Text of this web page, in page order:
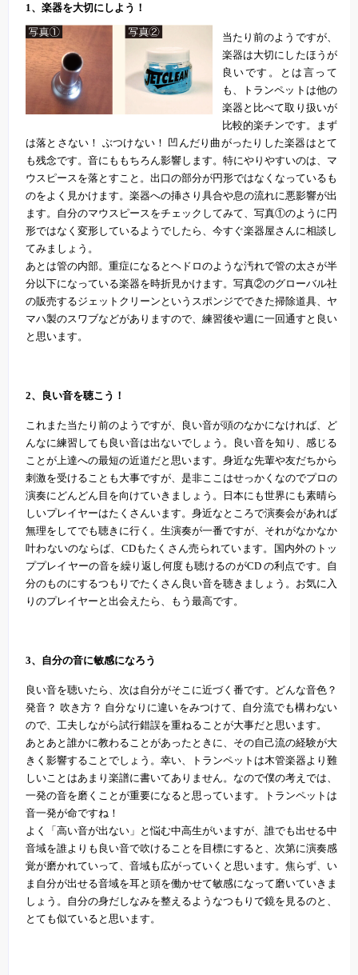
1、楽器を大切にしよう！
当たり前のようですが、
楽器は大切にしたほうが
良いです。とは言って
も、トランペットは他の
楽器と比べて取り扱いが
比較的楽チンです。まず
は落とさない！ ぶつけない！ 凹んだり曲がったりした楽器はとて
も残念です。音にももちろん影響します。特にやりやすいのは、マ
ウスピースを落とすこと。出口の部分が円形ではなくなっているも
のをよく見かけます。楽器への挿さり具合や息の流れに悪影響が出
ます。自分のマウスピースをチェックしてみて、写真①のように円
形ではなく変形しているようでしたら、今すぐ楽器屋さんに相談し
てみましょう。
あとは管の内部。重症になるとヘドロのような汚れで管の太さが半
分以下になっている楽器を時折見かけます。写真②のグローバル社
の販売するジェットクリーンというスポンジでできた掃除道具、ヤ
マハ製のスワブなどがありますので、練習後や週に一回通すと良い
と思います。
2、良い音を聴こう！
これまた当たり前のようですが、良い音が頭のなかになければ、ど
んなに練習しても良い音は出ないでしょう。良い音を知り、感じる
ことが上達への最短の近道だと思います。身近な先輩や友だちから
刺激を受けることも大事ですが、是非ここはせっかくなのでプロの
演奏にどんどん目を向けていきましょう。日本にも世界にも素晴ら
しいプレイヤーはたくさんいます。身近なところで演奏会があれば
無理をしてでも聴きに行く。生演奏が一番ですが、それがなかなか
叶わないのならば、CDもたくさん売られています。国内外のトッ
ププレイヤーの音を繰り返し何度も聴けるのがCD の利点です。自
分のものにするつもりでたくさん良い音を聴きましょう。お気に入
りのプレイヤーと出会えたら、もう最高です。
3、自分の音に敏感になろう
良い音を聴いたら、次は自分がそこに近づく番です。どんな音色？
発音？ 吹き方？ 自分なりに違いをみつけて、自分流でも構わない
ので、工夫しながら試行錯誤を重ねることが大事だと思います。
あとあと誰かに教わることがあったときに、その自己流の経験が大
きく影響することでしょう。幸い、トランペットは木管楽器より難
しいことはあまり楽譜に書いてありません。なので僕の考えでは、
一発の音を磨くことが重要になると思っています。トランペットは
音一発が命ですね！
よく「高い音が出ない」と悩む中高生がいますが、誰でも出せる中
音域を誰よりも良い音で吹けることを目標にすると、次第に演奏感
覚が磨かれていって、音域も広がっていくと思います。焦らず、い
ま自分が出せる音域を耳と頭を働かせて敏感になって磨いていきま
しょう。自分の身だしなみを整えるようなつもりで鏡を見るのと、
とても似ていると思います。